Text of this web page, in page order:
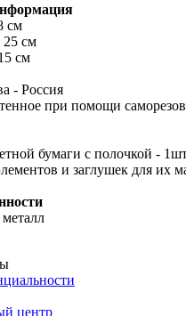
см
см
см
- Россия
при помощи саморезов
бумаги с полочкой -
и заглушек для их
центр